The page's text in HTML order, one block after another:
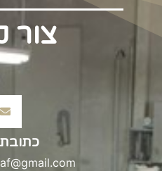
צור
כתובת